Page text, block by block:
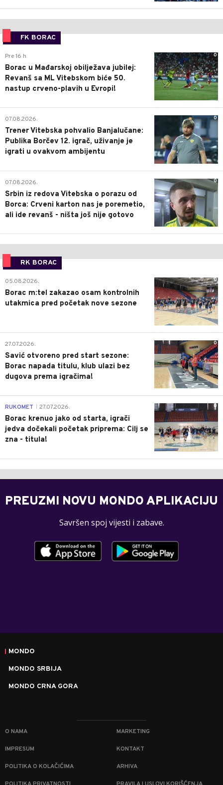
FK BORAC
0
Pre 16 h
Borac u Mađarskoj obilježava jubilej:
Revanš sa ML Vitebskom biće 50.
nastup crveno-plavih u Evropi!
0
07.08.2026.
Trener Vitebska pohvalio Banjalučane:
Publika Borčev 12. igrač, uživanje je
igrati u ovakvom ambijentu
0
07.08.2026.
Srbin iz redova Vitebska o porazu od
Borca: Crveni karton nas je poremetio,
ali ide revanš - ništa još nije gotovo
RK BORAC
0
05.08.2026.
Borac m:tel zakazao osam kontrolnih
utakmica pred početak nove sezone
0
27.07.2026.
Savić otvoreno pred start sezone:
Borac napada titulu, klub ulazi bez
dugova prema igračima!
0
RUKOMET 27.07.2026.
Borac krenuo jako od starta, igrači
jedva dočekali početak priprema: Cilj se
zna - titula!
PREUZMI NOVU MONDO APLIKACIJU
Savršen spoj vijesti i zabave.
MONDO
MONDO SRBIJA
MONDO CRNA GORA
O NAMA MARKETING
IMPRESUM KONTAKT
POLITIKA O KOLAČIĆIMA ARHIVA